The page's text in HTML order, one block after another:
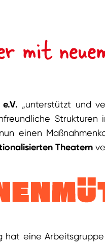
mit
„unterstützt und
Strukturen
einen
Theatern
eine